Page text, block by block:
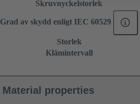
Skruvnyckelstorlek
Grad av skydd enligt IEC 60529
Storlek
Klämintervall
Material properties